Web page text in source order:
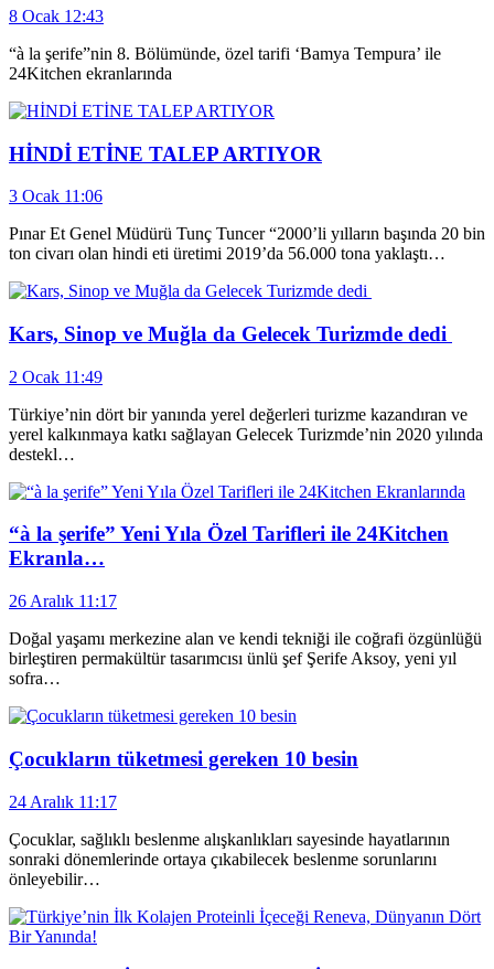
8 Ocak 12:43
“à la şerife”nin 8. Bölümünde, özel tarifi ‘Bamya Tempura’ ile
24Kitchen ekranlarında
HİNDİ ETİNE TALEP ARTIYOR
3 Ocak 11:06
Pınar Et Genel Müdürü Tunç Tuncer “2000’li yılların başında 20 bin
ton civarı olan hindi eti üretimi 2019’da 56.000 tona yaklaştı…
Kars, Sinop ve Muğla da Gelecek Turizmde dedi
2 Ocak 11:49
Türkiye’nin dört bir yanında yerel değerleri turizme kazandıran ve
yerel kalkınmaya katkı sağlayan Gelecek Turizmde’nin 2020 yılında
destekl…
“à la şerife” Yeni Yıla Özel Tarifleri ile 24Kitchen
Ekranla…
26 Aralık 11:17
Doğal yaşamı merkezine alan ve kendi tekniği ile coğrafi özgünlüğü
birleştiren permakültür tasarımcısı ünlü şef Şerife Aksoy, yeni yıl
sofra…
Çocukların tüketmesi gereken 10 besin
24 Aralık 11:17
Çocuklar, sağlıklı beslenme alışkanlıkları sayesinde hayatlarının
sonraki dönemlerinde ortaya çıkabilecek beslenme sorunlarını
önleyebilir…